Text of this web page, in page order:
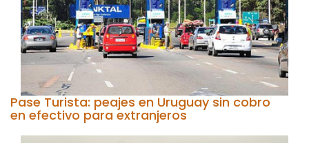
Pase Turista: peajes en Uruguay sin cobro
en efectivo para extranjeros